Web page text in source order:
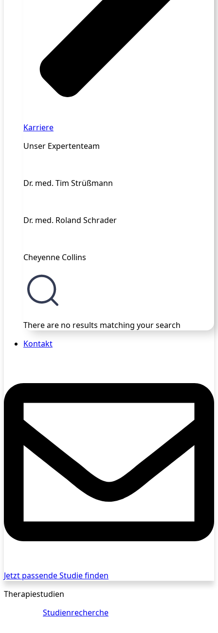
Karriere
Unser Expertenteam
Dr. med. Tim Strüßmann
Dr. med. Roland Schrader
Cheyenne Collins
There are no results matching your search
Kontakt
Jetzt passende Studie finden
Therapiestudien
Studienrecherche